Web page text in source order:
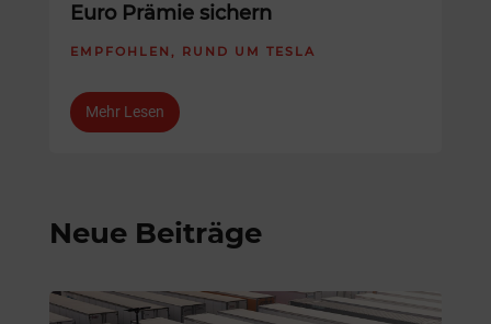
Euro Prämie sichern
EMPFOHLEN , RUND UM TESLA
Mehr Lesen
Neue Beiträge